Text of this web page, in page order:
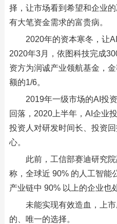
择，让市场看到希望和企业
有大笔资金需求的富贵病。
2020年的资本寒冬，让AI
2020年3月，依图科技完成
资方为润诚产业领航基金，
额的1/6。
2019年一级市场的AI投
回落，2020上半年，AI企业
投资人对研发时间长、投资
心。
此前，工信部赛迪研究
称，全球近 90% 的人工智能
产业链中 90% 以上的企业也
未能实现有效造血，上
的、唯一的选择。